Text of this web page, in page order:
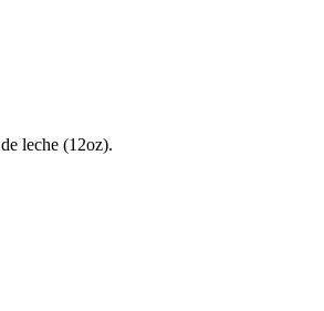
leche (12oz).